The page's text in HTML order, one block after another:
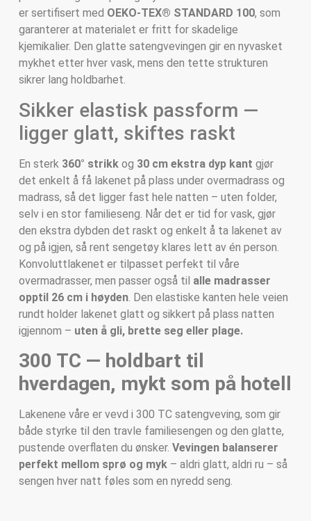
er sertifisert med OEKO-TEX® STANDARD 100, som
garanterer at materialet er fritt for skadelige
kjemikalier. Den glatte satengvevingen gir en nyvasket
mykhet etter hver vask, mens den tette strukturen
sikrer lang holdbarhet.
Sikker elastisk passform —
ligger glatt, skiftes raskt
En sterk 360° strikk og 30 cm ekstra dyp kant gjør
det enkelt å få lakenet på plass under overmadrass og
madrass, så det ligger fast hele natten – uten folder,
selv i en stor familieseng. Når det er tid for vask, gjør
den ekstra dybden det raskt og enkelt å ta lakenet av
og på igjen, så rent sengetøy klares lett av én person.
Konvoluttlakenet er tilpasset perfekt til våre
overmadrasser, men passer også til alle madrasser
opptil 26 cm i høyden. Den elastiske kanten hele veien
rundt holder lakenet glatt og sikkert på plass natten
igjennom – uten å gli, brette seg eller plage.
300 TC — holdbart til
hverdagen, mykt som på hotell
Lakenene våre er vevd i 300 TC satengveving, som gir
både styrke til den travle familiesengen og den glatte,
pustende overflaten du ønsker. Vevingen balanserer
perfekt mellom sprø og myk– aldri glatt, aldri ru – så
sengen hver natt føles som en nyredd seng.